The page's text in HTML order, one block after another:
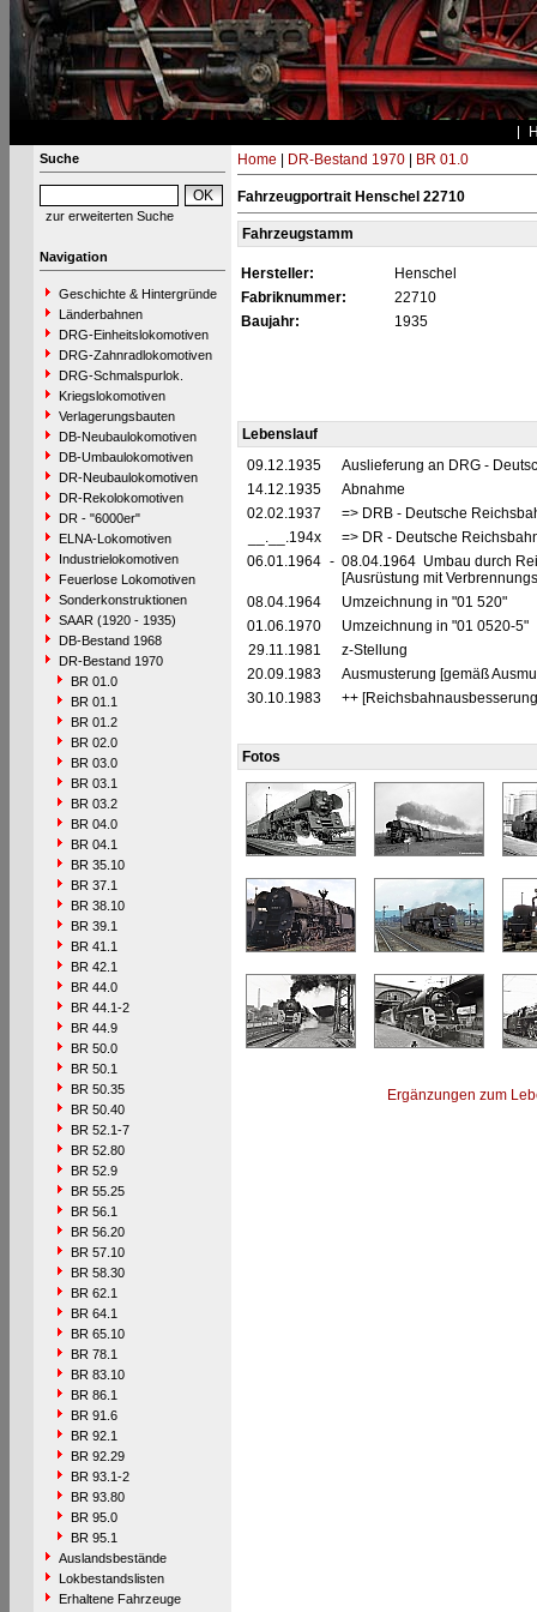
Suche
zur erweiterten Suche
Navigation
Geschichte & Hintergründe
Länderbahnen
DRG-Einheitslokomotiven
DRG-Zahnradlokomotiven
DRG-Schmalspurlok.
Kriegslokomotiven
Verlagerungsbauten
DB-Neubaulokomotiven
DB-Umbaulokomotiven
DR-Neubaulokomotiven
DR-Rekolokomotiven
DR - "6000er"
ELNA-Lokomotiven
Industrielokomotiven
Feuerlose Lokomotiven
Sonderkonstruktionen
SAAR (1920 - 1935)
DB-Bestand 1968
DR-Bestand 1970
BR 01.0
BR 01.1
BR 01.2
BR 02.0
BR 03.0
BR 03.1
BR 03.2
BR 04.0
BR 04.1
BR 35.10
BR 37.1
BR 38.10
BR 39.1
BR 41.1
BR 42.1
BR 44.0
BR 44.1-2
BR 44.9
BR 50.0
BR 50.1
BR 50.35
BR 50.40
BR 52.1-7
BR 52.80
BR 52.9
BR 55.25
BR 56.1
BR 56.20
BR 57.10
BR 58.30
BR 62.1
BR 64.1
BR 65.10
BR 78.1
BR 83.10
BR 86.1
BR 91.6
BR 92.1
BR 92.29
BR 93.1-2
BR 93.80
BR 95.0
BR 95.1
Auslandsbestände
Lokbestandslisten
Erhaltene Fahrzeuge
Home DR-Bestand 1970| BR 01.0
Fahrzeugportrait Henschel 22710
Fahrzeugstamm
Hersteller:
Henschel
Fabriknummer:
22710
Baujahr:
1935
Lebenslauf
09.12.1935
Auslieferung an DRG -
14.12.1935
Abnahme
02.02.1937
=> DRB - Deutsche
__.__.194x
=> DR - Deutsche
06.01.1964 - 08.04.1964 Umbau durch
[Ausrüstung mit
08.04.1964
Umzeichnung in "01 520"
01.06.1970
Umzeichnung in "01 0520-5"
29.11.1981
z-Stellung
20.09.1983
Ausmusterung [gemäß
30.10.1983
++
Fotos
Ergänzungen zum